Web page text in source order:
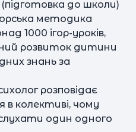
до школи)
методика
1000 ігор-уроків,
розвиток дитини
знань за
розповідає
в колективі, чому
один одного